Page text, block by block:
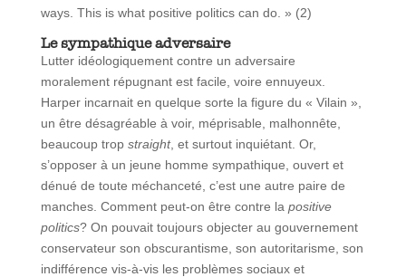
ways. This is what positive politics can do. » (2)
Le sympathique adversaire
Lutter idéologiquement contre un adversaire
moralement répugnant est facile, voire ennuyeux.
Harper incarnait en quelque sorte la figure du « Vilain »,
un être désagréable à voir, méprisable, malhonnête,
beaucoup trop straight, et surtout inquiétant. Or,
s’opposer à un jeune homme sympathique, ouvert et
dénué de toute méchanceté, c’est une autre paire de
manches. Comment peut-on être contre la positive
politics? On pouvait toujours objecter au gouvernement
conservateur son obscurantisme, son autoritarisme, son
indifférence vis-à-vis les problèmes sociaux et